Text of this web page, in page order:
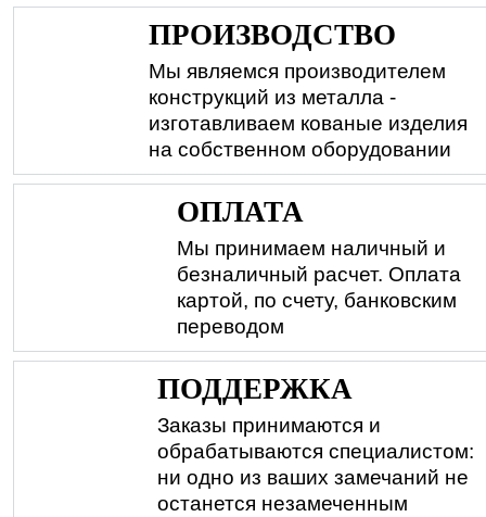
ПРОИЗВОДСТВО
Мы являемся производителем
конструкций из металла -
изготавливаем кованые изделия
на собственном оборудовании
ОПЛАТА
Мы принимаем наличный и
безналичный расчет. Оплата
картой, по счету, банковским
переводом
ПОДДЕРЖКА
Заказы принимаются и
обрабатываются специалистом:
ни одно из ваших замечаний не
останется незамеченным